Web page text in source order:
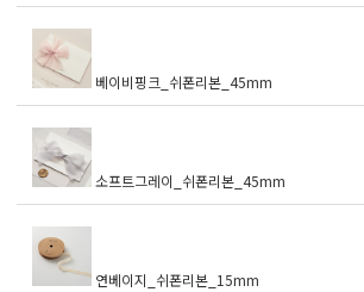
베이비핑크_쉬폰리본_45mm
소프트그레이_쉬폰리본_45mm
연베이지_쉬폰리본_15mm